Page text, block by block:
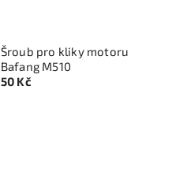
Šroub pro kliky motoru
Bafang M510
50 Kč